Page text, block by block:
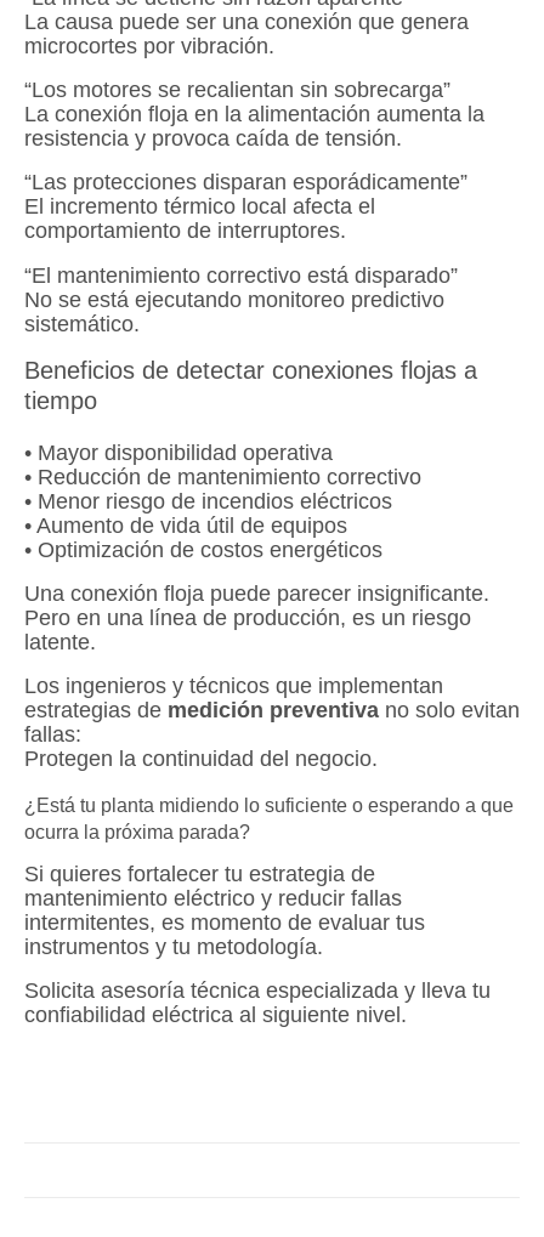
La causa puede ser una conexión que genera
microcortes por vibración.
“Los motores se recalientan sin sobrecarga”
La conexión floja en la alimentación aumenta la
resistencia y provoca caída de tensión.
“Las protecciones disparan esporádicamente”
El incremento térmico local afecta el
comportamiento de interruptores.
“El mantenimiento correctivo está disparado”
No se está ejecutando monitoreo predictivo
sistemático.
Beneficios de detectar conexiones flojas a
tiempo
• Mayor disponibilidad operativa
• Reducción de mantenimiento correctivo
• Menor riesgo de incendios eléctricos
• Aumento de vida útil de equipos
• Optimización de costos energéticos
Una conexión floja puede parecer insignificante.
Pero en una línea de producción, es un riesgo
latente.
Los ingenieros y técnicos que implementan
estrategias de medición preventiva no solo evitan
fallas:
Protegen la continuidad del negocio.
¿Está tu planta midiendo lo suficiente o esperando a que
ocurra la próxima parada?
Si quieres fortalecer tu estrategia de
mantenimiento eléctrico y reducir fallas
intermitentes, es momento de evaluar tus
instrumentos y tu metodología.
Solicita asesoría técnica especializada y lleva tu
confiabilidad eléctrica al siguiente nivel.